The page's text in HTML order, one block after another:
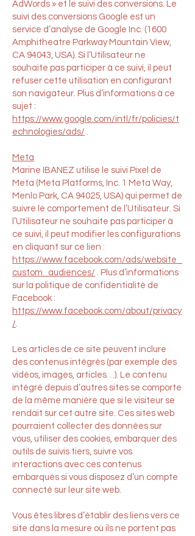
AdWords » et le suivi des conversions. Le
suivi des conversions Google est un
service d’analyse de Google Inc. (1600
Amphitheatre Parkway Mountain View,
CA 94043, USA). Si l’Utilisateur ne
souhaite pas participer à ce suivi, il peut
refuser cette utilisation en configurant
son navigateur. Plus d’informations à ce
sujet :
https://www.google.com/intl/fr/policies/t
echnologies/ads/ .
Meta
Marine IBANEZ utilise le suivi Pixel de
Meta (Meta Platforms, Inc. 1 Meta Way,
Menlo Park, CA 94025, USA) qui permet de
suivre le comportement de l’Utilisateur. Si
l’Utilisateur ne souhaite pas participer à
ce suivi, il peut modifier les configurations
en cliquant sur ce lien :
https://www.facebook.com/ads/website_
custom_audiences/ . Plus d’informations
sur la politique de confidentialité de
Facebook :
https://www.facebook.com/about/privacy
/.
Les articles de ce site peuvent inclure
des contenus intégrés (par exemple des
vidéos, images, articles…). Le contenu
intégré depuis d’autres sites se comporte
de la même manière que si le visiteur se
rendait sur cet autre site. Ces sites web
pourraient collecter des données sur
vous, utiliser des cookies, embarquer des
outils de suivis tiers, suivre vos
interactions avec ces contenus
embarqués si vous disposez d’un compte
connecté sur leur site web.
Vous êtes libres d’établir des liens vers ce
site dans la mesure où ils ne portent pas